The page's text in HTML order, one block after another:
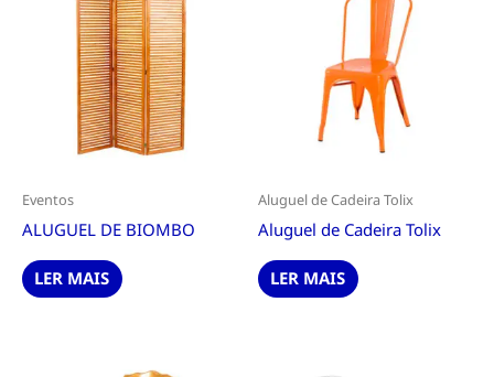
Eventos
ALUGUEL DE BIOMBO
LER MAIS
Aluguel de Cadeira Tolix
Aluguel de Cadeira Tolix
LER MAIS